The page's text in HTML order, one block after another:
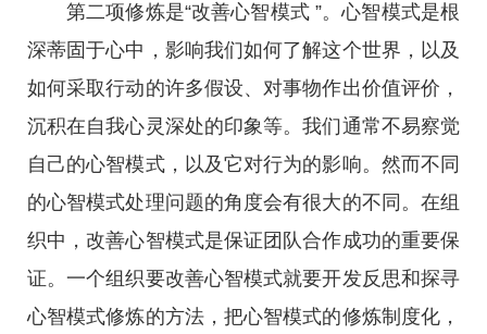
第二项修炼是“改善心智模式 ”。心智模式是根
深蒂固于心中，影响我们如何了解这个世界，以及
如何采取行动的许多假设、对事物作出价值评价，
沉积在自我心灵深处的印象等。我们通常不易察觉
自己的心智模式，以及它对行为的影响。然而不同
的心智模式处理问题的角度会有很大的不同。在组
织中，改善心智模式是保证团队合作成功的重要保
证。一个组织要改善心智模式就要开发反思和探寻
心智模式修炼的方法，把心智模式的修炼制度化，